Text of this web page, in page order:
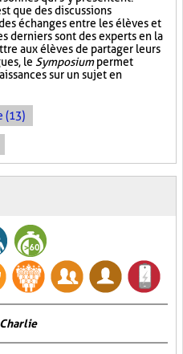
que des discussions
échanges entre les élèves et
derniers sont des experts en la
aux élèves de partager leurs
le Symposiumpermet
sur un sujet en
(13)